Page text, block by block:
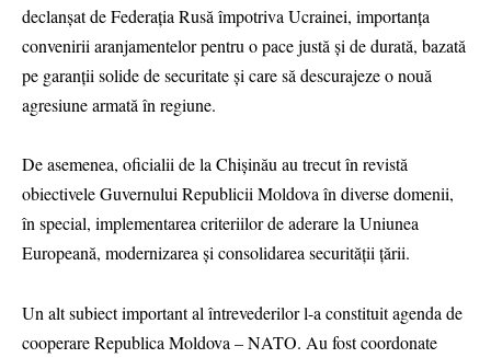
declanșat de Federația Rusă împotriva Ucrainei, importanța
convenirii aranjamentelor pentru o pace justă și de durată, bazată
pe garanții solide de securitate și care să descurajeze o nouă
agresiune armată în regiune.
De asemenea, oficialii de la Chișinău au trecut în revistă
obiectivele Guvernului Republicii Moldova în diverse domenii,
în special, implementarea criteriilor de aderare la Uniunea
Europeană, modernizarea și consolidarea securității țării.
Un alt subiect important al întrevederilor l-a constituit agenda de
cooperare Republica Moldova – NATO. Au fost coordonate